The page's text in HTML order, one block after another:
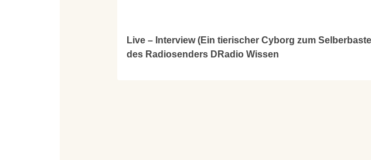
Live – Interview (Ein tierischer Cyborg zum
des Radiosenders DRadio Wissen